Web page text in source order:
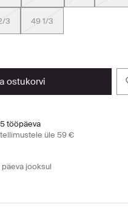
3 49 1/3
ostukorvi
tööpäeva
üle 59 €
jooksul